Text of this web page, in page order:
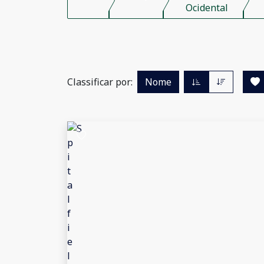
Ocidental
Classificar por: Nome